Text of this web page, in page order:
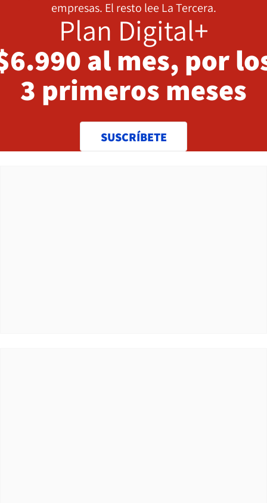
empresas. El resto lee La Tercera.
Plan Digital+
al mes, por
3 primeros meses
SUSCRÍBETE